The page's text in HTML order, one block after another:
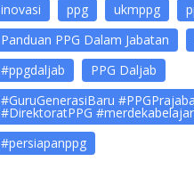
inovasi ppg ukmppg
Panduan PPG Dalam Jabatan
#ppgdaljab
PPG Daljab
#GuruGenerasiBaru
#DirektoratPPG #merdekabelajar
#persiapanppg